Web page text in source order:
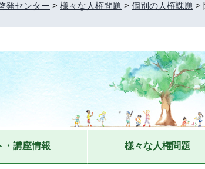
発センター > 様々な人権問題 > 個別の人権課題 >
・講座情報 様々な人権問題